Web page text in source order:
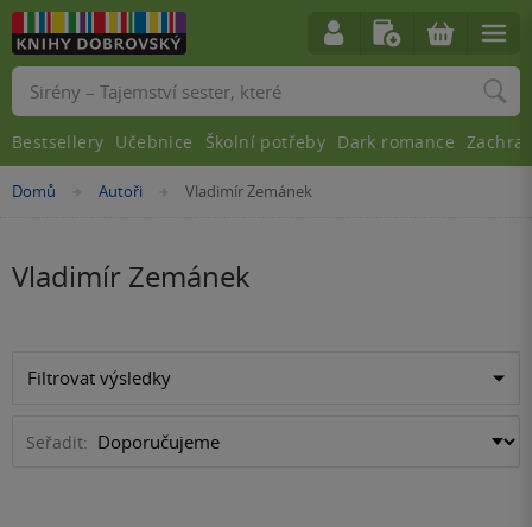
Nacházíte
Domů »Autoři »
Vladimír Zemánek
Vladimír Zemánek
Filtrovat výsledky
Seřadit:
Vyhledávání
Bestsellery Učebnice Školní potřeby Dark romance